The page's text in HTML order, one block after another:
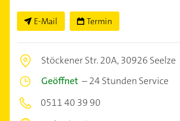
E-Mail Termin
Stöckener Str. 20A,30926 Seelze
Geöffnet –24 Stunden Service
0511 40 39 90